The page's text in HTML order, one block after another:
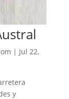
| Jul 22,
y